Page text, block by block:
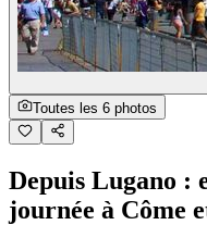
Toutes les 6 photos
Depuis Lugano :
journée à Côme